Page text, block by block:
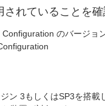
されていることを
のバージョ
ン 3もしくはSP3を搭